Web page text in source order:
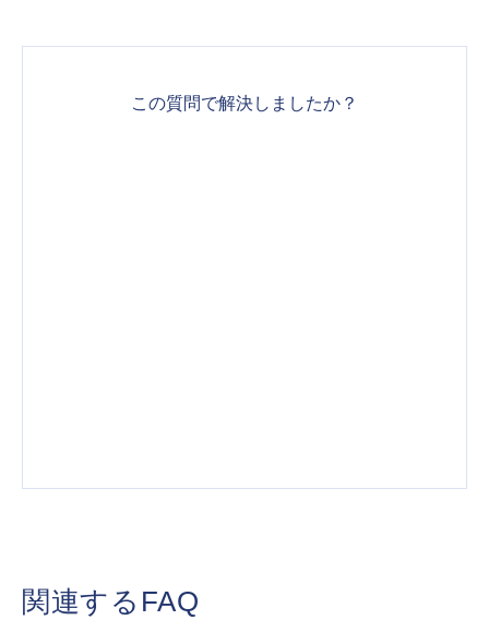
この質問で解決しましたか？
関連するFAQ